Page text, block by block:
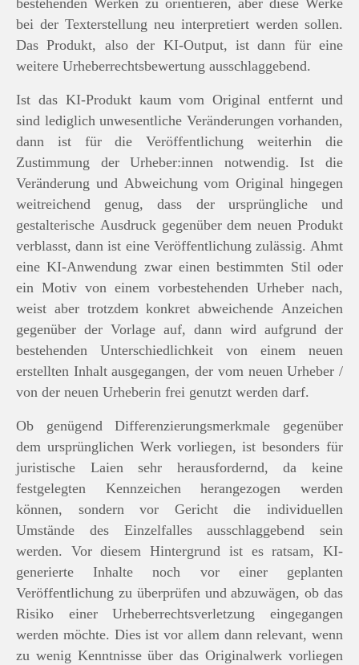
bestehenden Werken zu orientieren, aber diese Werke
bei der Texterstellung neu interpretiert werden sollen.
Das Produkt, also der KI-Output, ist dann für eine
weitere Urheberrechtsbewertung ausschlaggebend.
Ist das KI-Produkt kaum vom Original entfernt und
sind lediglich unwesentliche Veränderungen vorhanden,
dann ist für die Veröffentlichung weiterhin die
Zustimmung der Urheber:innen notwendig. Ist die
Veränderung und Abweichung vom Original hingegen
weitreichend genug, dass der ursprüngliche und
gestalterische Ausdruck gegenüber dem neuen Produkt
verblasst, dann ist eine Veröffentlichung zulässig. Ahmt
eine KI-Anwendung zwar einen bestimmten Stil oder
ein Motiv von einem vorbestehenden Urheber nach,
weist aber trotzdem konkret abweichende Anzeichen
gegenüber der Vorlage auf, dann wird aufgrund der
bestehenden Unterschiedlichkeit von einem neuen
erstellten Inhalt ausgegangen, der vom neuen Urheber /
von der neuen Urheberin frei genutzt werden darf.
Ob genügend Differenzierungsmerkmale gegenüber
dem ursprünglichen Werk vorliegen, ist besonders für
juristische Laien sehr herausfordernd, da keine
festgelegten Kennzeichen herangezogen werden
können, sondern vor Gericht die individuellen
Umstände des Einzelfalles ausschlaggebend sein
werden. Vor diesem Hintergrund ist es ratsam, KI-
generierte Inhalte noch vor einer geplanten
Veröffentlichung zu überprüfen und abzuwägen, ob das
Risiko einer Urheberrechtsverletzung eingegangen
werden möchte. Dies ist vor allem dann relevant, wenn
zu wenig Kenntnisse über das Originalwerk vorliegen